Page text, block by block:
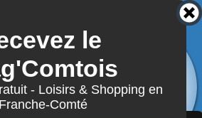
3876
7870
Abonnement Mag'Comtois
le
- Loisirs & Shopping en
Franche-Comté